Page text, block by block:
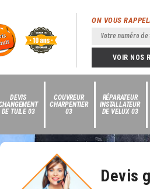
ON VOUS
VOIR NOS
DEVIS
DE TUILE 03
COUVREUR
CHARPENTIER
03
RÉPARATEUR
INSTALLATEUR
DE VELUX 03
Devis